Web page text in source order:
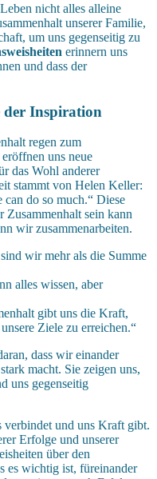
nicht alles alleine
unserer Familie,
um uns gegenseitig zu
erinnern uns
und dass der
der Inspiration
regen zum
uns neue
das Wohl anderer
stammt von Helen Keller:
do so much.“ Diese
Zusammenhalt sein kann
wir zusammenarbeiten.
wir mehr als die Summe
alles wissen, aber
gibt uns die Kraft,
Ziele zu erreichen.“
dass wir einander
macht. Sie zeigen uns,
uns gegenseitig
verbindet und uns Kraft gibt.
Erfolge und unserer
über den
es wichtig ist, füreinander